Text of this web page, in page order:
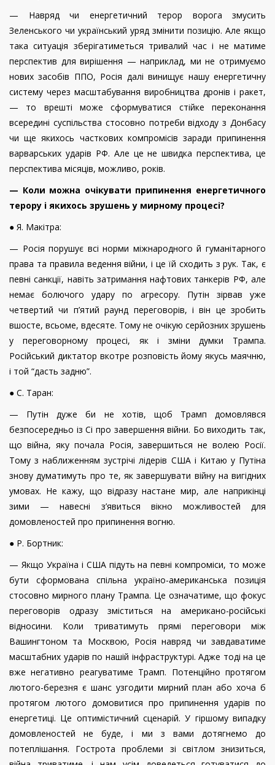
— Навряд чи енергетичний терор ворога змусить
Зеленського чи український уряд змінити позицію. Але якщо
така ситуація зберігатиметься тривалий час і не матиме
перспектив для вирішення — наприклад, ми не отримуємо
нових засобів ППО, Росія далі винищує нашу енергетичну
систему через масштабування виробництва дронів і ракет,
— то врешті може сформуватися стійке переконання
всередині суспільства стосовно потреби відходу з Донбасу
чи ще якихось часткових компромісів заради припинення
варварських ударів РФ. Але це не швидка перспектива, це
перспектива місяців, можливо, років.
— Коли можна очікувати припинення енергетичного
терору і якихось зрушень у мирному процесі?
● Я. Макітра:
— Росія порушує всі норми міжнародного й гуманітарного
права та правила ведення війни, і це їй сходить з рук. Так, є
певні санкції, навіть затримання нафтових танкерів РФ, але
немає болючого удару по агресору. Путін зірвав уже
четвертий чи п’ятий раунд переговорів, і він це зробить
вшосте, всьоме, вдесяте. Тому не очікую серйозних зрушень
у переговорному процесі, як і зміни думки Трампа.
Російський диктатор вкотре розповість йому якусь маячню,
і той “дасть задню”.
● С. Таран:
— Путін дуже би не хотів, щоб Трамп домовлявся
безпосередньо із Сі про завершення війни. Бо виходить так,
що війна, яку почала Росія, завершиться не волею Росії.
Тому з наближенням зустрічі лідерів США і Китаю у Путіна
знову думатимуть про те, як завершувати війну на вигідних
умовах. Не кажу, що відразу настане мир, але наприкінці
зими — навесні з’явиться вікно можливостей для
домовленостей про припинення вогню.
● Р. Бортник:
— Якщо Україна і США підуть на певні компроміси, то може
бути сформована спільна україно-американська позиція
стосовно мирного плану Трампа. Це означатиме, що фокус
переговорів одразу зміститься на американо-російські
відносини. Коли триватимуть прямі переговори між
Вашингтоном та Москвою, Росія навряд чи завдаватиме
масштабних ударів по нашій інфраструктурі. Адже тоді на це
вже негативно реагуватиме Трамп. Потенційно протягом
лютого-березня є шанс узгодити мирний план або хоча б
протягом лютого домовитися про припинення ударів по
енергетиці. Це оптимістичний сценарій. У гіршому випадку
домовленостей не буде, і ми з вами дотягнемо до
потеплішання. Гострота проблеми зі світлом знизиться,